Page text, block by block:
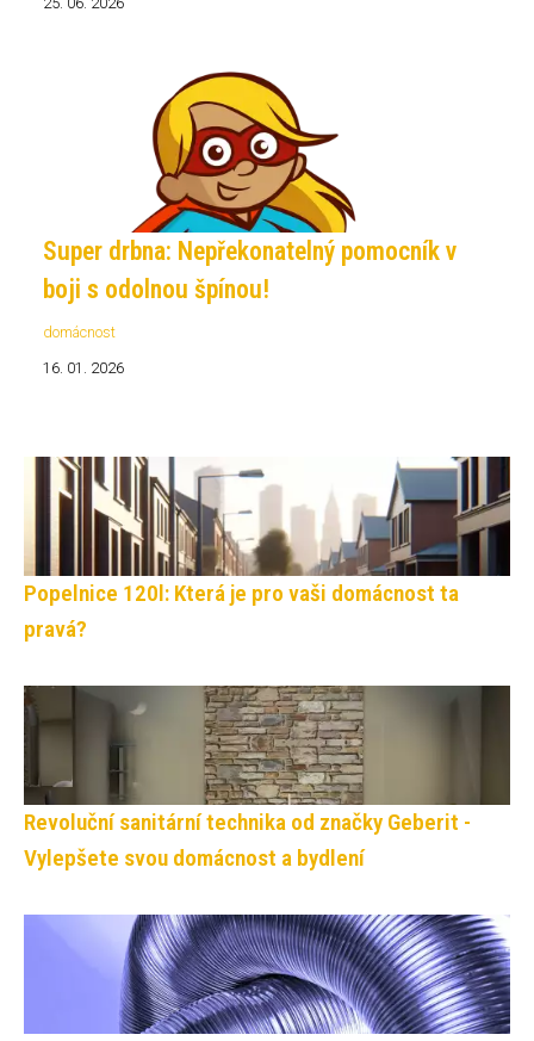
Super drbna: Nepřekonatelný pomocník v
boji s odolnou špínou!
domácnost
16. 01. 2026
Popelnice 120l: Která je pro vaši domácnost ta
pravá?
Revoluční sanitární technika od značky Geberit -
Vylepšete svou domácnost a bydlení